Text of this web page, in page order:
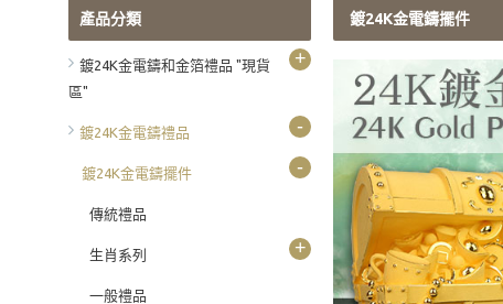
產品分類
鍍24K金電鑄和金箔禮品 "現貨
區"
+
鍍24K金電鑄禮品 -
鍍24K金電鑄擺件 -
傳統禮品
生肖系列 +
一般禮品
鍍24K金電鑄擺件